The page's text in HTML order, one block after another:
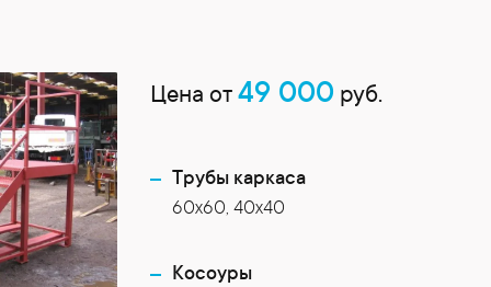
Цена от49 000 руб.
Трубы каркаса
60х60, 40х40
Косоуры